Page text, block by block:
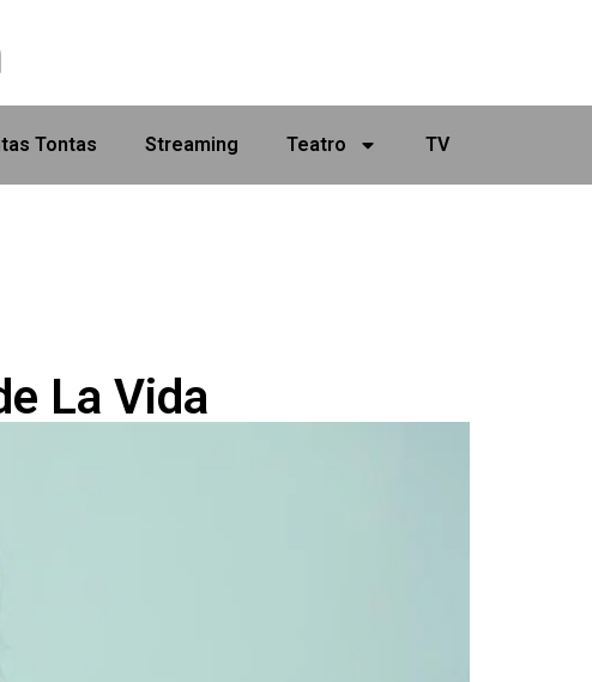
Tontas Streaming Teatro TV
La Vida